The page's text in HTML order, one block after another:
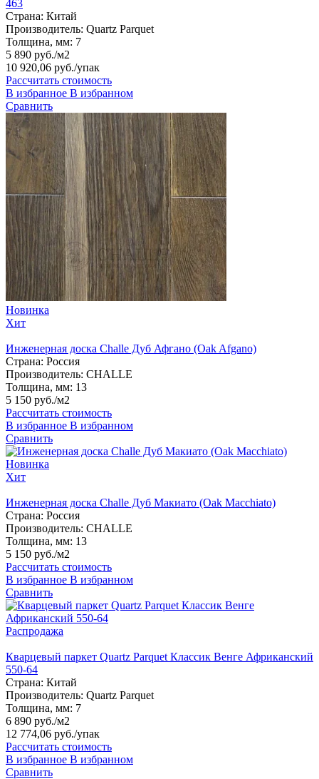
463
Страна: Китай
Производитель: Quartz Parquet
Толщина, мм: 7
5 890 руб./м2
10 920,06 руб./упак
Рассчитать стоимость
В избранное В избранном
Сравнить
Новинка
Хит
Инженерная доска Challe Дуб Афгано (Oak Afgano)
Страна: Россия
Производитель: CHALLE
Толщина, мм: 13
5 150 руб./м2
Рассчитать стоимость
В избранное В избранном
Сравнить
Новинка
Хит
Инженерная доска Challe Дуб Макиато (Oak Macchiato)
Страна: Россия
Производитель: CHALLE
Толщина, мм: 13
5 150 руб./м2
Рассчитать стоимость
В избранное В избранном
Сравнить
Распродажа
Кварцевый паркет Quartz Parquet Классик Венге Африканский
550-64
Страна: Китай
Производитель: Quartz Parquet
Толщина, мм: 7
6 890 руб./м2
12 774,06 руб./упак
Рассчитать стоимость
В избранное В избранном
Сравнить